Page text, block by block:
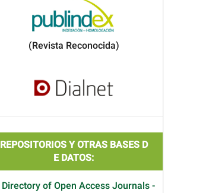
(Revista Reconocida)
REPOSITORIOS Y OTRAS BASES D
E DATOS: